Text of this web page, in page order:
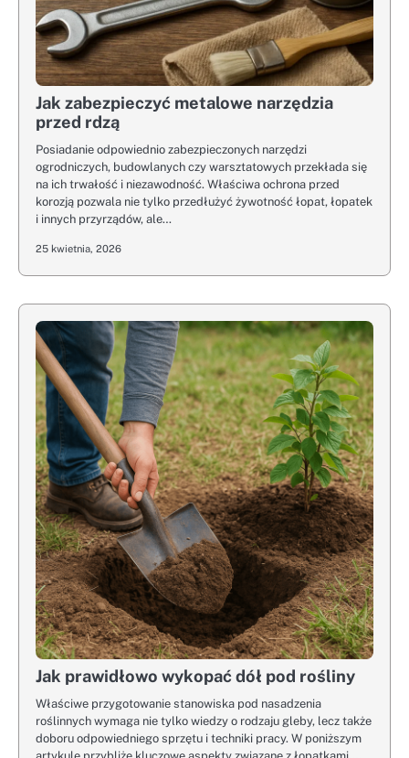
Jak zabezpieczyć metalowe narzędzia
przed rdzą
Posiadanie odpowiednio zabezpieczonych narzędzi
ogrodniczych, budowlanych czy warsztatowych przekłada się
na ich trwałość i niezawodność. Właściwa ochrona przed
korozją pozwala nie tylko przedłużyć żywotność łopat, łopatek
i innych przyrządów, ale…
25 kwietnia, 2026
Jak prawidłowo wykopać dół pod rośliny
Właściwe przygotowanie stanowiska pod nasadzenia
roślinnych wymaga nie tylko wiedzy o rodzaju gleby, lecz także
doboru odpowiedniego sprzętu i techniki pracy. W poniższym